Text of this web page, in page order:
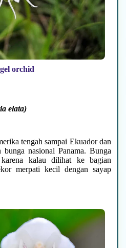
orchid
elata)
tengah sampai Ekuador dan
bunga nasional Panama. Bunga
kalau dilihat ke bagian
merpati kecil dengan sayap